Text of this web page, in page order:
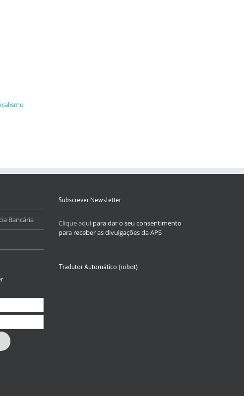
Bancária
Subscrever Newsletter
Clique aqui para dar o seu consentimento
para receber as divulgações da APS
Tradutor Automático (robot)